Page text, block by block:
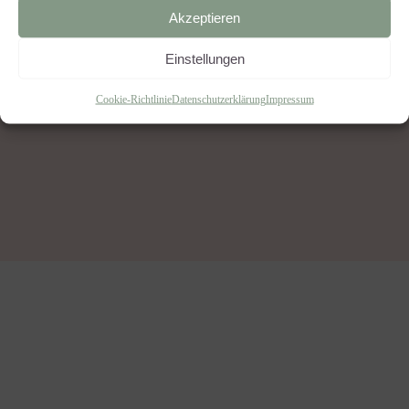
Akzeptieren
Einstellungen
Cookie-RichtlinieDatenschutzerklärungImpressum
BACK TO HOME